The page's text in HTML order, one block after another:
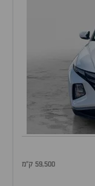
59,500 ק"מ